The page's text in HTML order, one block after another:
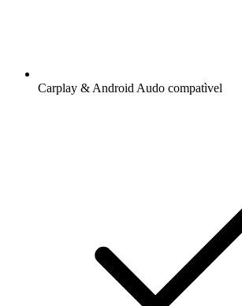
Carplay & Android Audo compatìvel